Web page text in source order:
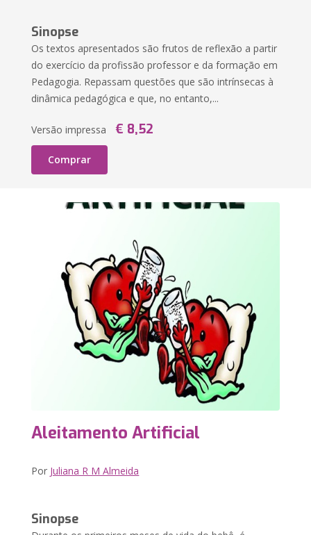
Sinopse
Os textos apresentados são frutos de reflexão a partir
do exercício da profissão professor e da formação em
Pedagogia. Repassam questões que são intrínsecas à
dinâmica pedagógica e que, no entanto,...
Versão impressa € 8,52
Comprar
Aleitamento Artificial
Por Juliana R M Almeida
Sinopse